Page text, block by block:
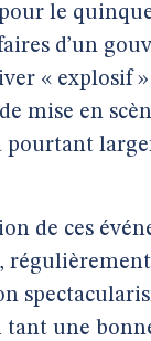
le
d’un
« explosif
mise en
pourtant
de ces
tant une